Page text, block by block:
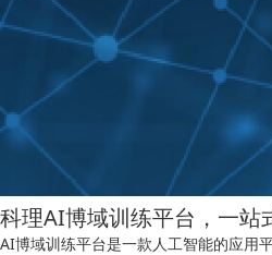
科理AI博域训练平台，一站
AI博域训练平台是一款人工智能的应用